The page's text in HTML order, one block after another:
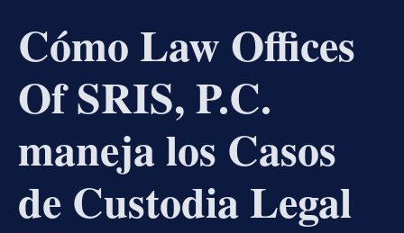
Cómo Law Offices
Of SRIS, P.C.
maneja los Casos
de Custodia Legal